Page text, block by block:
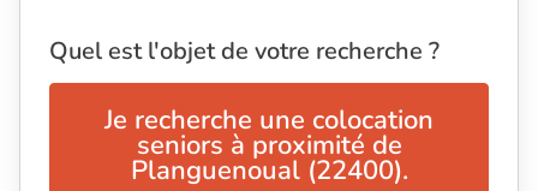
Quel est l'objet de votre recherche ?
Je recherche une colocation
seniors à proximité de
Planguenoual (22400).